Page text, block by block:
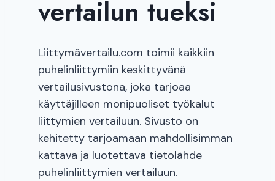
vertailun tueksi
Liittymävertailu.com toimii kaikkiin
puhelinliittymiin keskittyvänä
vertailusivustona, joka tarjoaa
käyttäjilleen monipuoliset työkalut
liittymien vertailuun. Sivusto on
kehitetty tarjoamaan mahdollisimman
kattava ja luotettava tietolähde
puhelinliittymien vertailuun.